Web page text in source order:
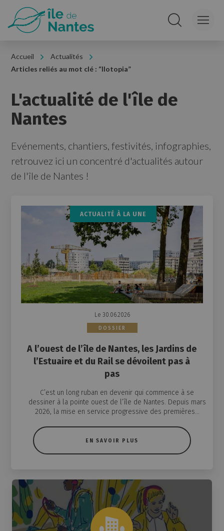
Accueil
Actualités
Articles reliés au mot clé : “Ilotopia”
L'actualité de l'île de
Nantes
Evénements, chantiers, festivités, infographies,
retrouvez ici un concentré d'actualités autour
de l'île de Nantes !
ACTUALITÉ À LA UNE
Le 30.06.2026
DOSSIER
A l’ouest de l’île de Nantes, les Jardins de
l’Estuaire et du Rail se dévoilent pas à
pas
C’est un long ruban en devenir qui commence à se
dessiner à la pointe ouest de l’île de Nantes. Depuis mars
2026, la mise en service progressive des premières...
EN SAVOIR PLUS
Panneau de gestion des cookies